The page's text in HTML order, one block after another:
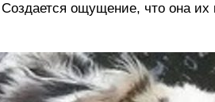
ощущение, что она